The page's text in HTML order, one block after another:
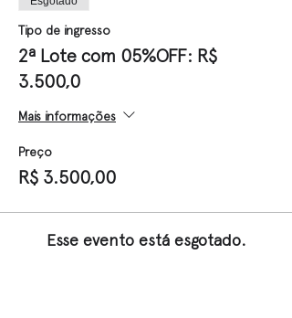
Tipo de ingresso
2ª Lote com 05%OFF: R$
3.500,0
Mais informações
Preço
R$ 3.500,00
Esse evento está esgotado.